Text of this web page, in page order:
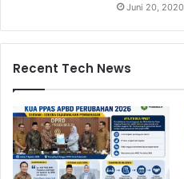
Juni 20, 2020
Recent Tech News